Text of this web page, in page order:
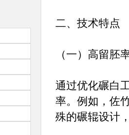
二、技术特点
（一）高留胚
通过优化碾白
率。例如，佐
殊的碾辊设计